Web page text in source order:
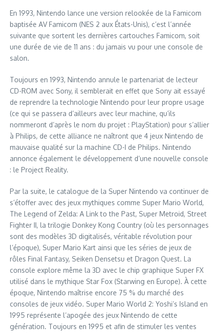
En 1993, Nintendo lance une version relookée de la Famicom
baptisée AV Famicom (NES 2 aux États-Unis), c’est l’année
suivante que sortent les dernières cartouches Famicom, soit
une durée de vie de 11 ans : du jamais vu pour une console de
salon.
Toujours en 1993, Nintendo annule le partenariat de lecteur
CD-ROM avec Sony, il semblerait en effet que Sony ait essayé
de reprendre la technologie Nintendo pour leur propre usage
(ce qui se passera d’ailleurs avec leur machine, qu’ils
nommeront d’après le nom du projet : PlayStation) pour s’allier
à Philips, de cette alliance ne naîtront que 4 jeux Nintendo de
mauvaise qualité sur la machine CD-I de Philips. Nintendo
annonce également le développement d’une nouvelle console
: le Project Reality.
Par la suite, le catalogue de la Super Nintendo va continuer de
s’étoffer avec des jeux mythiques comme Super Mario World,
The Legend of Zelda: A Link to the Past, Super Metroid, Street
Fighter II, la trilogie Donkey Kong Country (où les personnages
sont des modèles 3D digitalisés, véritable révolution pour
l’époque), Super Mario Kart ainsi que les séries de jeux de
rôles Final Fantasy, Seiken Densetsu et Dragon Quest. La
console explore même la 3D avec le chip graphique Super FX
utilisé dans le mythique Star Fox (Starwing en Europe). À cette
époque, Nintendo maîtrise encore 75 % du marché des
consoles de jeux vidéo. Super Mario World 2: Yoshi’s Island en
1995 représente l’apogée des jeux Nintendo de cette
génération. Toujours en 1995 et afin de stimuler les ventes